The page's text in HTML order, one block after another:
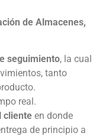
de Almacenes,
seguimiento, la cual
tanto
real.
cliente en donde
de principio a